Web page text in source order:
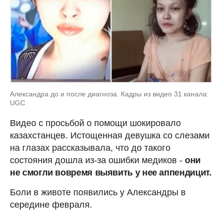
Александра до и после диагноза. Кадры из видео 31 канала:
UGC
Видео с просьбой о помощи шокировало
казахстанцев. Истощенная девушка со слезами
на глазах рассказывала, что до такого
состояния дошла из-за ошибки медиков - они
не смогли вовремя выявить у нее аппендицит.
Боли в животе появились у Александры в
середине февраля.